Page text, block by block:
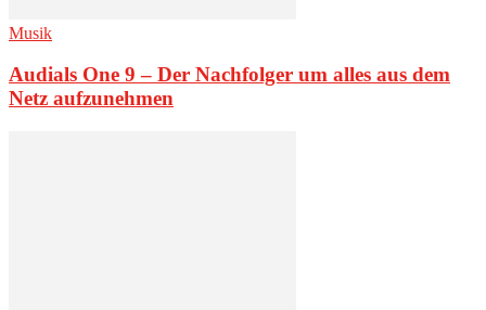
Musik
Audials One 9 – Der Nachfolger um alles aus dem
Netz aufzunehmen